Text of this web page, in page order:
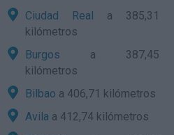
Ciudad Real a 385,31
kilómetros
Burgos a 387,45
kilómetros
Bilbao a 406,71 kilómetros
Avila a 412,74 kilómetros